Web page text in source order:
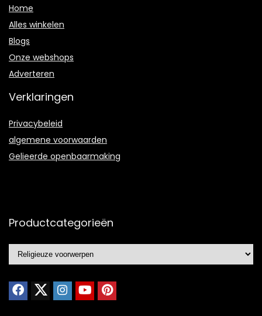
Home
Alles winkelen
Blogs
Onze webshops
Adverteren
Verklaringen
Privacybeleid
algemene voorwaarden
Gelieerde openbaarmaking
Productcategorieën